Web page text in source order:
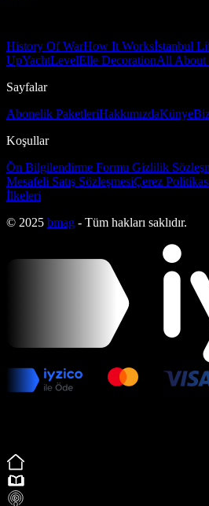
History Of WarHow It Worksİstanbul
UpYachtLevelElle DecorationAll About
Sayfalar
Abonelik PaketleriHakkımızdaKünye
Koşullar
Ön Bilgilendirme Formu Gizlilik
Mesafeli Satış SözleşmesiÇerez
İlkeleri
© 2025 bmag - Tüm hakları saklıdır.